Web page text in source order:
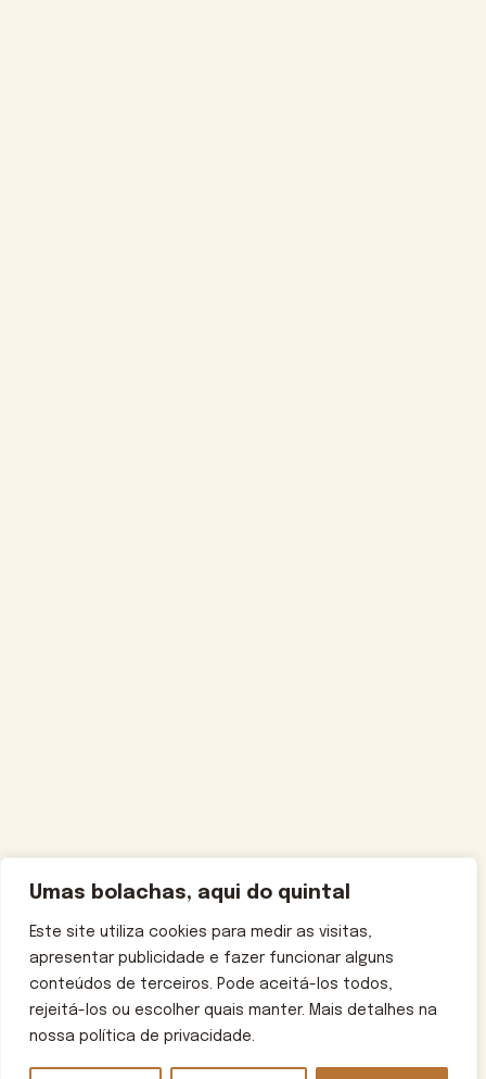
Umas bolachas, aqui do quintal
Este site utiliza cookies para medir as visitas,
apresentar publicidade e fazer funcionar alguns
conteúdos de terceiros. Pode aceitá-los todos,
rejeitá-los ou escolher quais manter. Mais detalhes na
nossa política de privacidade.